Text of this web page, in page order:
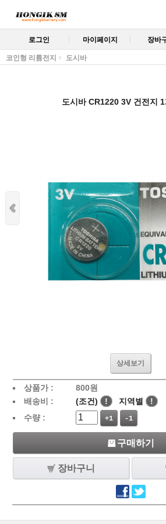
로그인 마이페이지 장바
코인형 리튬전지 도시바
도시바 CR1220 3V 건전지
상세보기
상품가 : 800원
배송비 :
(조건) ! 지역별
!
수량 :
+1 -1
구매하기
장바구니